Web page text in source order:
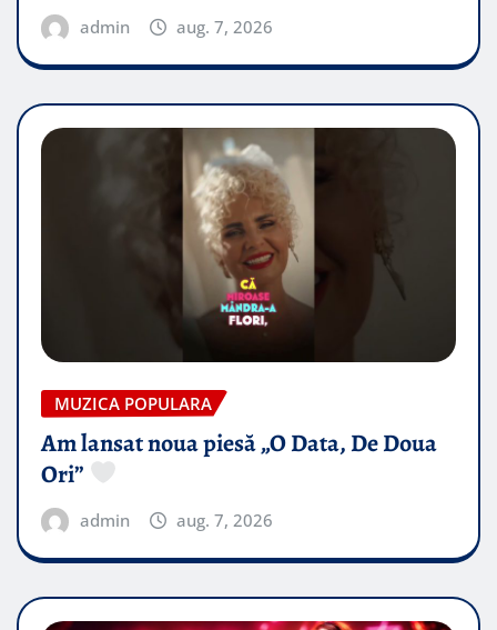
admin aug. 7, 2026
MUZICA POPULARA
Am lansat noua piesă „O Data, De Doua
Ori”
admin aug. 7, 2026